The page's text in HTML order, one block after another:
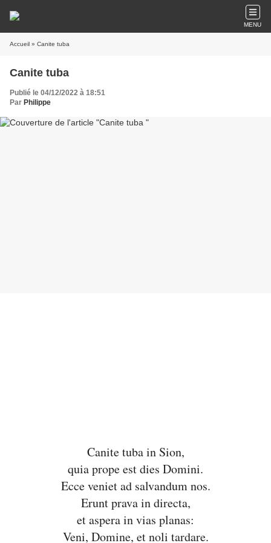
MENU
Accueil » Canite tuba
Canite tuba
Publié le 04/12/2022 à 18:51
Par Philippe
Canite tuba in Sion,
quia prope est dies Domini.
Ecce veniet ad salvandum nos.
Erunt prava in directa,
et aspera in vias planas:
Veni, Domine, et noli tardare.